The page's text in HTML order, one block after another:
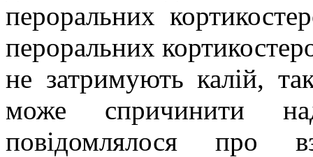
пероральних
пероральних
не затримують калій,
може спричинити
повідомлялося про